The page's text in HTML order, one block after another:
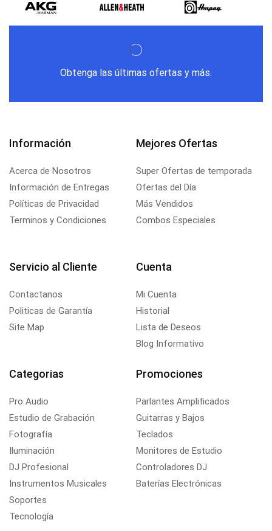
Obtenga las últimas ofertas y más.
Información
Acerca de Nosotros
Información de Entregas
Políticas de Privacidad
Terminos y Condiciones
Mejores Ofertas
Super Ofertas de temporada
Ofertas del Día
Más Vendidos
Combos Especiales
Servicio al Cliente
Contactanos
Politicas de Garantía
Site Map
Cuenta
Mi Cuenta
Historial
Lista de Deseos
Blog Informativo
Categorias
Pro Audio
Estudio de Grabación
Fotografía
Iluminación
DJ Profesional
Instrumentos Musicales
Soportes
Tecnología
Promociones
Parlantes Amplificados
Guitarras y Bajos
Teclados
Monitores de Estudio
Controladores DJ
Baterías Electrónicas